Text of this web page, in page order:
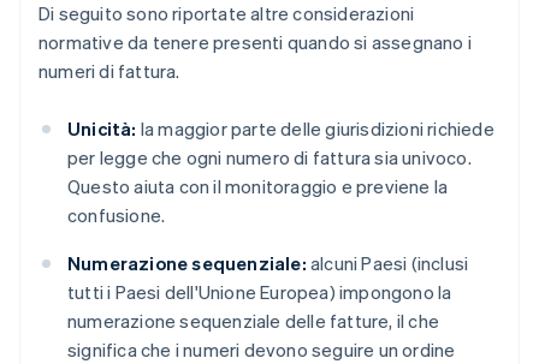
Di seguito sono riportate altre considerazioni
normative da tenere presenti quando si assegnano i
numeri di fattura.
Unicità: la maggior parte delle giurisdizioni richiede
per legge che ogni numero di fattura sia univoco.
Questo aiuta con il monitoraggio e previene la
confusione.
Numerazione sequenziale: alcuni Paesi (inclusi
tutti i Paesi dell'Unione Europea) impongono la
numerazione sequenziale delle fatture, il che
significa che i numeri devono seguire un ordine